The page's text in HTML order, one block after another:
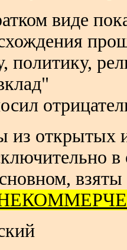
виде
политику,
из открытых
взяты